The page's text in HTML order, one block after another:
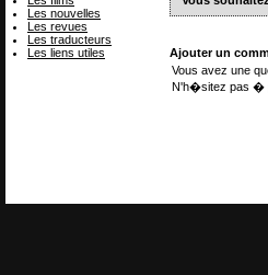
Ajouter un
Vous avez une
N'h�sitez pas �
Les nouvelles
Les revues
Les traducteurs
Les liens utiles